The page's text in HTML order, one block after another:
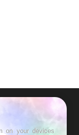
on your devices